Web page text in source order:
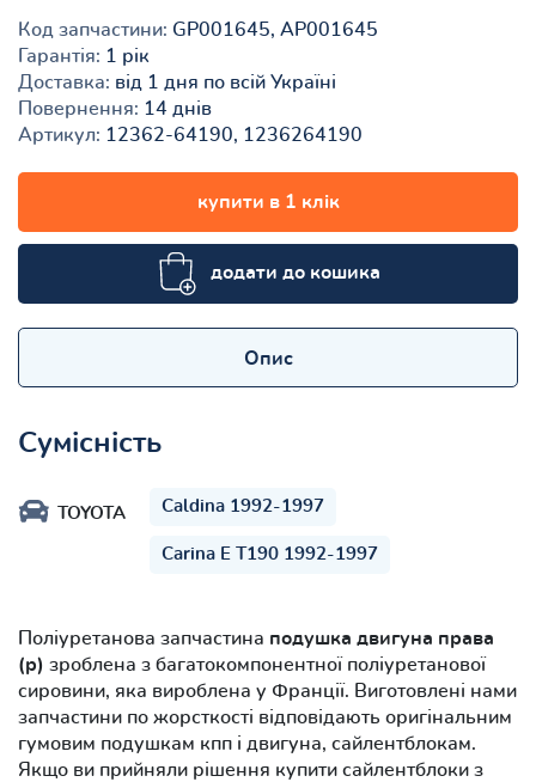
Код запчастини: GP001645, AP001645
Гарантія: 1 рік
Доставка: від 1 дня по всій Україні
Повернення: 14 днів
Артикул: 12362-64190, 1236264190
купити в 1 клік
додати до кошика
Опис
Сумісність
TOYOTA Caldina 1992-1997
Carina E T190 1992-1997
Поліуретанова запчастина подушка двигуна права
(р) зроблена з багатокомпонентної поліуретанової
сировини, яка вироблена у Франції. Виготовлені нами
запчастини по жорсткості відповідають оригінальним
гумовим подушкам кпп і двигуна, сайлентблокам.
Якщо ви прийняли рішення купити сайлентблоки з